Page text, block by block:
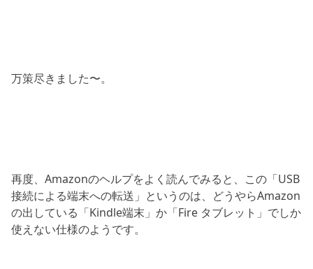
万策尽きました〜。
再度、Amazonのヘルプをよく読んでみると、この「USB
接続による端末への転送」というのは、どうやらAmazon
の出している「Kindle端末」か「Fire タブレット」でしか
使えない仕様のようです。